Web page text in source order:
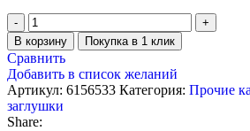
В корзину Покупка в 1 клик
Сравнить
Добавить в список желаний
Артикул: 6156533 Категория: Прочие
заглушки
Share: